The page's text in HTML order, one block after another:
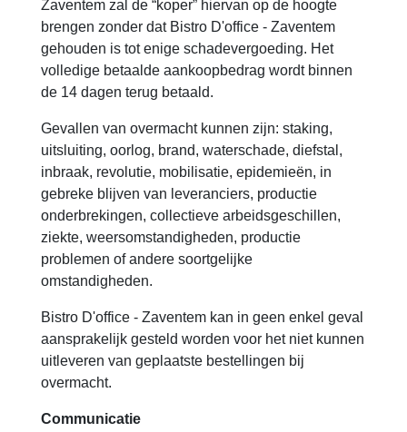
Zaventem zal de “koper” hiervan op de hoogte
brengen zonder dat Bistro D'office - Zaventem
gehouden is tot enige schadevergoeding. Het
volledige betaalde aankoopbedrag wordt binnen
de 14 dagen terug betaald.
Gevallen van overmacht kunnen zijn: staking,
uitsluiting, oorlog, brand, waterschade, diefstal,
inbraak, revolutie, mobilisatie, epidemieën, in
gebreke blijven van leveranciers, productie
onderbrekingen, collectieve arbeidsgeschillen,
ziekte, weersomstandigheden, productie
problemen of andere soortgelijke
omstandigheden.
Bistro D'office - Zaventem kan in geen enkel geval
aansprakelijk gesteld worden voor het niet kunnen
uitleveren van geplaatste bestellingen bij
overmacht.
Communicatie